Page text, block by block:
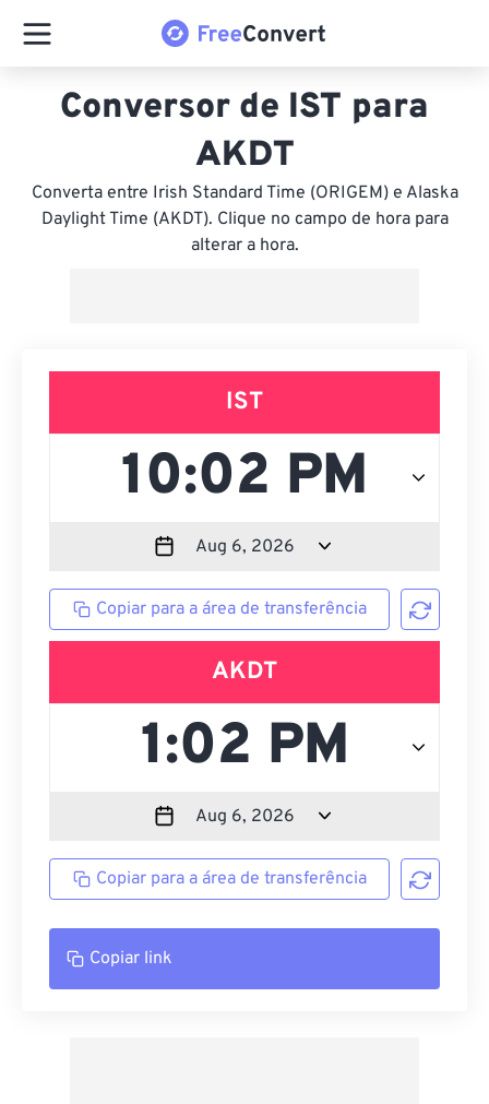
Conversor de IST para
AKDT
Converta entre Irish Standard Time (ORIGEM) e Alaska
Daylight Time (AKDT). Clique no campo de hora para
alterar a hora.
IST
Copiar para a área de transferência
AKDT
Copiar para a área de transferência
Copiar link